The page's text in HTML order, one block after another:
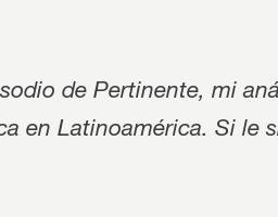
de Pertinente, mi
en Latinoamérica. Si le